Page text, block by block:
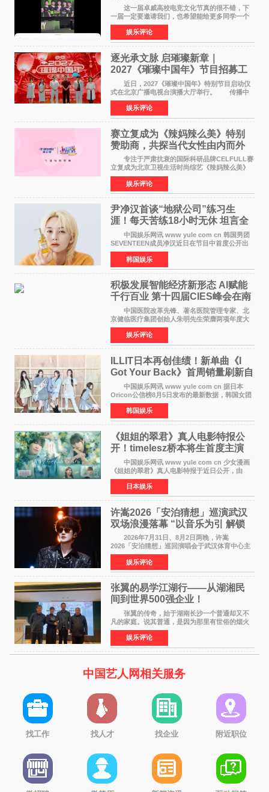
这一届卓威高校电竞文化节真的很不错，下
一届一定要邀请我们，也希望能给更多同学一个
来到现场的机会。 2026卓威高校电竞文化节
已经落下帷幕，在活动结束后，仍有不少高校电
竞社负责人和现
娱乐评论
逐光承文脉 启璀璨新章｜
2027《璀璨中国年》节目招募工
作圆满启动
近日，2027《璀璨中国年》特别节目启动仪
式在北京广播电视台演播大厅举行。 传播中
华优秀传统文化，弘扬纯正国风艺术，打造高规
格、高质感、正能量的文艺盛典，是璀璨中国年
矢志不渝的初心
娱乐评论
赛立复成为《辣妈辣么美》特别
赞助商，共探当代女性由内而外
活力美
专注于严肃抗衰的国际科研品牌CELFULL赛
立复成为北京卫视生活时尚综艺《辣妈辣么美》
的特别赞助商,明星辣妈袁咏仪倾情参与，向广大
都市女性传递健康生活新主张，寄语当代女性在
家庭与自我之间
娱乐评论
尹净汉首谈“地狱公司”练习生
涯！每天苦练18小时无休 坦言全
靠成员撑过来
中国娱乐网讯 www yule com cn 韩国男团
SEVENTEEN成员净汉近日在节目中首度公开出
道前的残酷练习生经历，并提及经纪公司Pledis
娱乐，引发广泛关注。 在8月2日播出的日本
TBS综艺节目《周
韩国娱乐
积极发展智能经济新形态 Al赋能
千行百业 第十四届CIES峰会在南
京盛大召开
中国医院改革先锋、著名医院管理专家、北
京健临医疗集团创始人朱明先生荣膺两项年度大
奖 2026年7月31日，盛夏金陵，长江之畔，
以重落地·真务实·强链接为主题的2026&lsquo;人
工智能+&rsquo
娱乐评论
ILLIT日本再创佳绩！新单曲《I
Got Your Back》首周销量刷新自
身纪录
中国娱乐网讯 www yule com cn 据日本
Oricon公信榜8月5日发布的最新数据，韩国女团
ILLIT在日本发行的第二张单曲《I Got Your
Back》首周销量达到71,009张，成功跻身最新一
期周单曲排行
韩国娱乐
《姐姐的翠君》真人电影特报公
开！timelesz桥本将生首度主演
12月4日上映
中国娱乐网讯 www yule com cn 少女漫画
《姐姐的翠君》真人电影特报于近日公开，由
timelesz成员桥本将生担任主演，这也是他首次
担任电影主演，引发高度关注。 女高中生咲
苗翠（中岛瑠菜
日本娱乐
许嵩2026「安泊猜想」巡演武汉
双场浪漫落幕 “以音乐为引 解锁
江城记忆”
2026年7月31日、8月2日两晚，许嵩
2026「安泊猜想」巡回演唱会于武汉体育中心主
体育场盛大开唱。许嵩与数万歌迷在此相聚，从
浪漫惬意的舞台设计到充满诚意与惊喜的现场互
动，共同开启了一场关于
娱乐评论
张翼的易学江湖行——从湖湘民
间到世界500强企业！
张翼的传奇，始于湖南长沙一个普通却又不
凡的家庭。说其普通，是因为那里有世俗的烟火
气；说其不凡，是因为家中有一位洞悉天地玄机
的长者——他的爷爷。作为当地的风水师，爷爷
是张翼走进易学
娱乐评论
中国艺人网相关服务
找工作 找人才 找企业 附近职位